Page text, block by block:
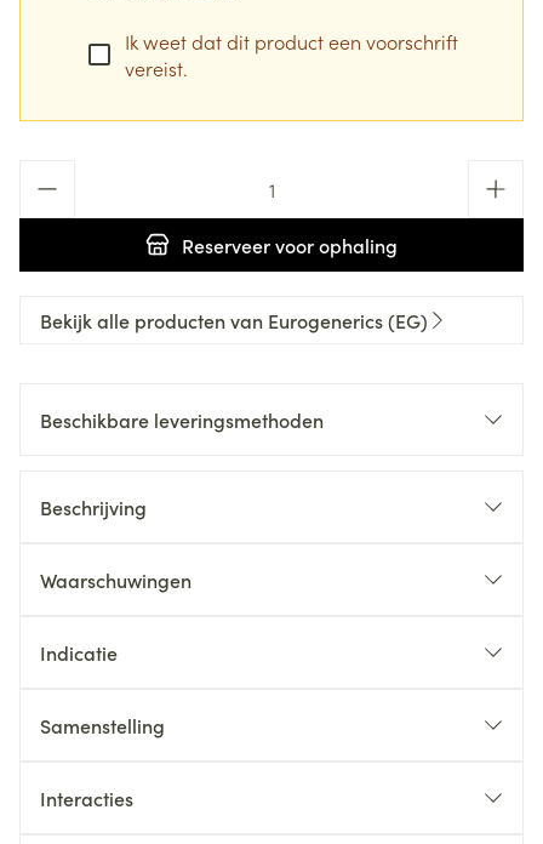
Ik weet dat dit product een voorschrift
vereist.
Reserveervoor ophaling
Bekijk alle producten van Eurogenerics (EG)
Beschikbare leveringsmethoden
Beschrijving
Waarschuwingen
Indicatie
Samenstelling
Interacties